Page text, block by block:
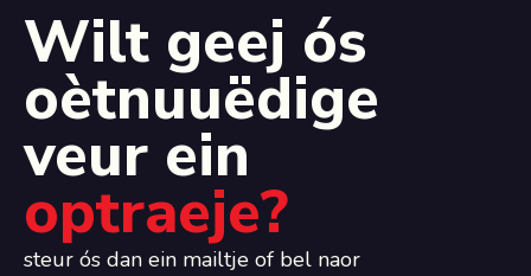
Wilt geej ós
oètnuuëdige
veur ein
optraeje?
steur ós dan ein mailtje of bel naor